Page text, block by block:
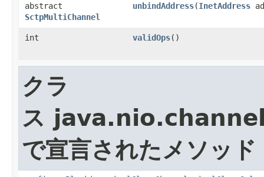
abstract
SctpMultiChannel
unbindAddress​(InetAddress
int validOps()
クラ
ス
で宣言されたメソッド